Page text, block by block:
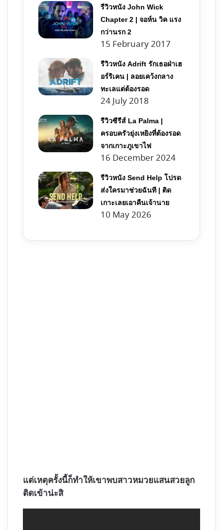
รีวิวหนัง John Wick
Chapter 2 | จอห์น วิค แรง
กว่านรก 2
15 February 2017
รีวิวหนัง Adrift รักเธอฝ่าเฮ
อร์ริเคน | ลอยเคว้งกลาง
ทะเลแต่ต้องรอด
24 July 2018
รีวิวซีรีส์ La Palma |
ครอบครัวยุ่งเหยิงที่ต้องรอด
จากเกาะภูเขาไฟ
16 December 2024
รีวิวหนัง Send Help โปรด
ส่งใครมาช่วยฉันที | ติด
เกาะเลยเอาคืนเจ้านาย
10 May 2026
แต่เหตุครั้งนี้ก็ทำให้เขาพบสาวหมวยแสนสวยลูก
ติดเข้าน่ะสิ